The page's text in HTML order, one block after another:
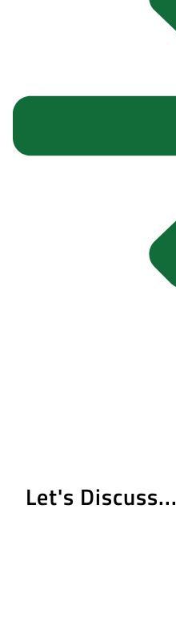
Let's Discuss...